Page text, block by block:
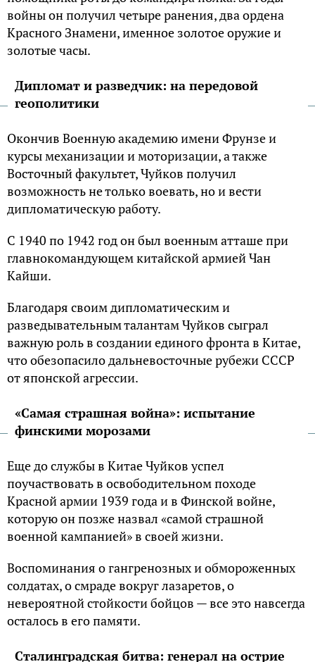
войны он получил четыре ранения, два ордена
Красного Знамени, именное золотое оружие и
золотые часы.
Дипломат и разведчик: на передовой
геополитики
Окончив Военную академию имени Фрунзе и
курсы механизации и моторизации, а также
Восточный факультет, Чуйков получил
возможность не только воевать, но и вести
дипломатическую работу.
С 1940 по 1942 год он был военным атташе при
главнокомандующем китайской армией Чан
Кайши.
Благодаря своим дипломатическим и
разведывательным талантам Чуйков сыграл
важную роль в создании единого фронта в Китае,
что обезопасило дальневосточные рубежи СССР
от японской агрессии.
«Самая страшная война»: испытание
финскими морозами
Еще до службы в Китае Чуйков успел
поучаствовать в освободительном походе
Красной армии 1939 года и в Финской войне,
которую он позже назвал «самой страшной
военной кампанией» в своей жизни.
Воспоминания о гангренозных и обмороженных
солдатах, о смраде вокруг лазаретов, о
невероятной стойкости бойцов — все это навсегда
осталось в его памяти.
Сталинградская битва: генерал на острие